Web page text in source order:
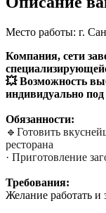
Место работы: г.
Компания, сети
💥 Возможность
индивидуально
Обязанности:
🔹 Готовить
ресторана
· Приготовление
Требования:
Желание работать и